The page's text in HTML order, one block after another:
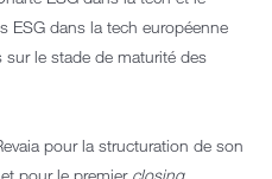
ESG dans la tech européenne
le stade de maturité des
pour la structuration de son
pour le premierclosing